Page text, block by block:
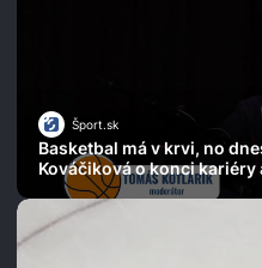
Šport.sk
Basketbal má v krvi, no
Kováčiková o konci